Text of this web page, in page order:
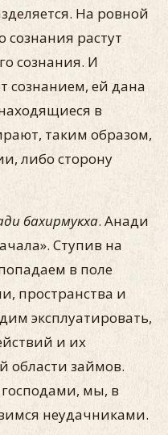
На ровной
сознания растут
сознания. И
сознанием, ей дана
в
таким образом,
либо сторону
бахирмукха. Анади
Ступив на
в поле
пространства и
эксплуатировать,
и их
области займов.
мы, в
неудачниками.